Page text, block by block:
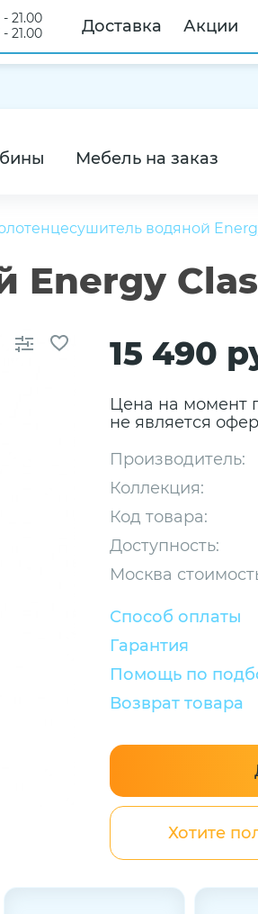
21.00
21.00
Доставка Акции
Мебель на заказ
водяной
Energy
15 490
Цена на момент
не является
Производитель:
Коллекция:
Код товара:
Доступность:
Москва
Способ оплаты
Гарантия
Помощь по
Возврат товара
Хотите